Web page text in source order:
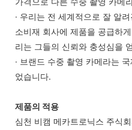
· 우리는 전 세계적으로 잘 알
소비재 회사에 제품을 공급하
리는 그들의 신뢰와 충성심을
· 브랜드 수중 촬영 카메라는
었습니다.
제품의 적용
심천 비캠 메카트로닉스 주식